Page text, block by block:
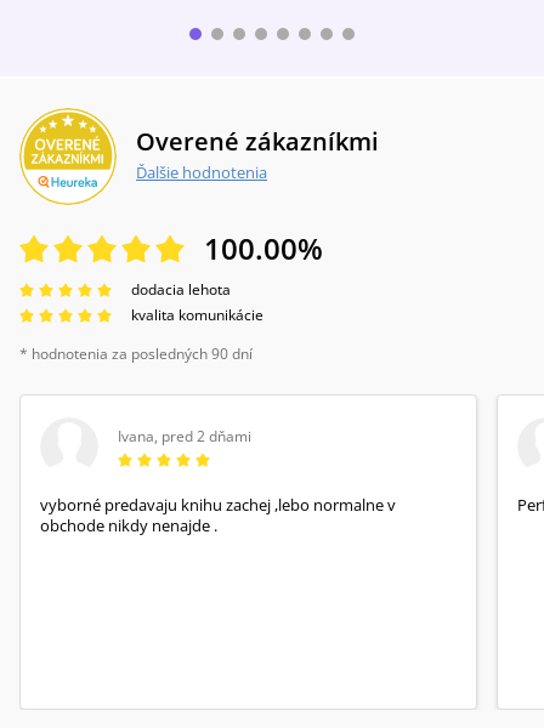
Overené zákazníkmi
Ďalšie hodnotenia
100.00%
dodacia lehota
kvalita komunikácie
* hodnotenia za posledných 90 dní
Ivana, pred 2 dňami
vyborné predavaju knihu zachej ,lebo normalne v
obchode nikdy nenajde .